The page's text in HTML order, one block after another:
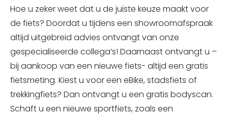
eens!
Hoe u zeker weet dat u de juiste keuze maakt voor
de fiets? Doordat u tijdens een showroomafspraak
altijd uitgebreid advies ontvangt van onze
gespecialiseerde collega’s! Daarnaast ontvangt u –
bij aankoop van een nieuwe fiets- altijd een gratis
fietsmeting. Kiest u voor een eBike, stadsfiets of
trekkingfiets? Dan ontvangt u een gratis bodyscan.
Schaft u een nieuwe sportfiets, zoals een